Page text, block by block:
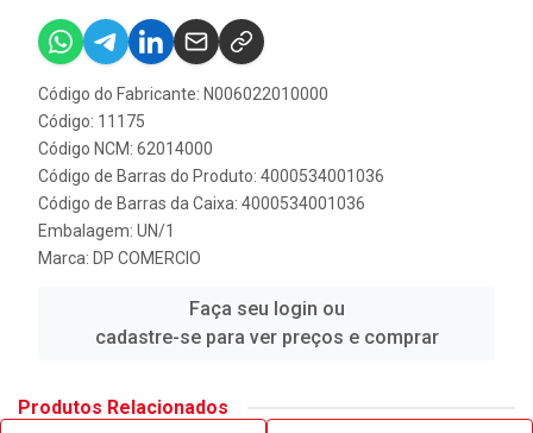
Código do Fabricante: N006022010000
Código: 11175
Código NCM: 62014000
Código de Barras do Produto: 4000534001036
Código de Barras da Caixa: 4000534001036
Embalagem: UN/1
Marca: DP COMERCIO
Faça seu login ou
cadastre-se para ver preços e comprar
Produtos Relacionados